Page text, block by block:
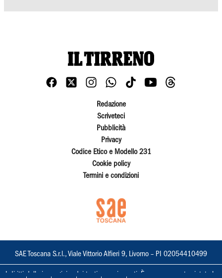
Redazione
Scriveteci
Pubblicità
Privacy
Codice Etico e Modello 231
Cookie policy
Termini e condizioni
SAE Toscana S.r.l., Viale Vittorio Alfieri 9, Livorno – PI 02054410499
I diritti delle immagini e dei testi sono riservati. È espressamente vietata la